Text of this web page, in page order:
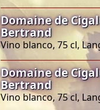
Domaine de
Bertrand
Vino blanco, 75 cl,
Domaine de
Bertrand
Vino blanco, 75 cl,